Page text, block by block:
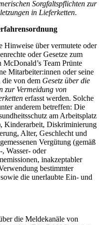
Sorgfaltspflichten zur
in Lieferketten.
Hinweise über vermutete oder
oder Gesetze zum
Team Prünte
Mitarbeiter:innen oder seine
die von dem Gesetz über die
zur Vermeidung von
erfasst werden. Solche
anderem betreffen: Die
am Arbeitsplatz
Kinderarbeit, Diskriminierung
Alter, Geschlecht und
Vergütung (gemäß
Wasser- oder
inakzeptabler
bestimmter
die unerlaubte Ein- und
die Meldekanäle von